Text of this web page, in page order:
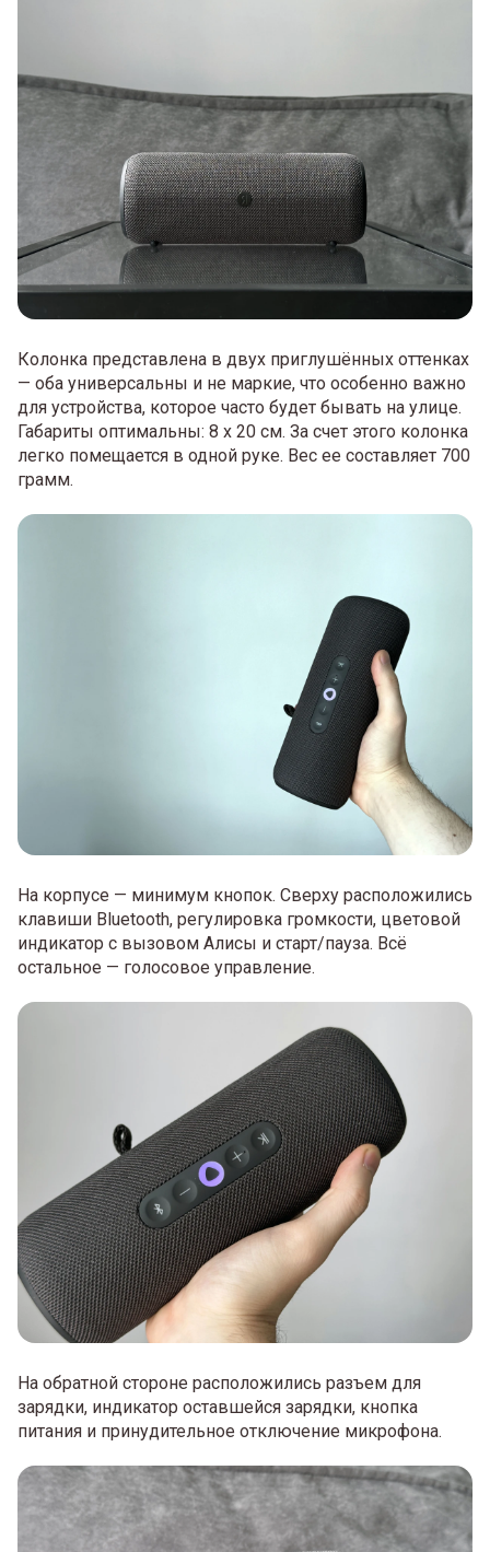
Колонка представлена в двух приглушённых оттенках
— оба универсальны и не маркие, что особенно важно
для устройства, которое часто будет бывать на улице.
Габариты оптимальны: 8 х 20 см. За счет этого колонка
легко помещается в одной руке. Вес ее составляет 700
грамм.
На корпусе — минимум кнопок. Сверху расположились
клавиши Bluetooth, регулировка громкости, цветовой
индикатор с вызовом Алисы и старт/пауза. Всё
остальное — голосовое управление.
На обратной стороне расположились разъем для
зарядки, индикатор оставшейся зарядки, кнопка
питания и принудительное отключение микрофона.